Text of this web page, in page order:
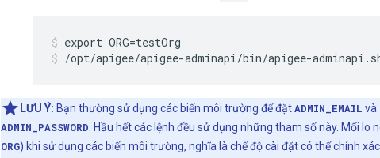
/opt/apigee/apigee-adminapi/bin/apigee-
LƯU Ý: Bạn thường sử dụng các biến môi trường để đặtADMIN_EMAIL và
ADMIN_PASSWORD . Hầu hết các lệnh đều sử dụng những tham số này. Mối
ORG) khi sử dụng các biến môi trường, nghĩa là chế độ cài đặt có thể chính